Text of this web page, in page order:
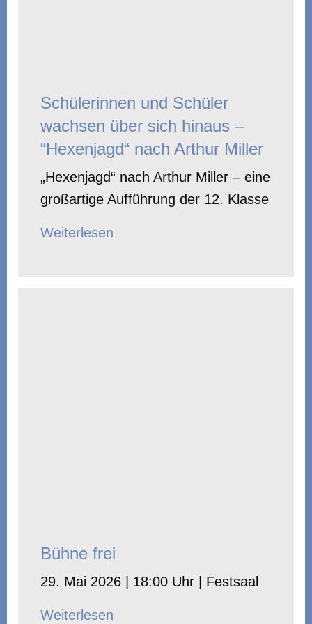
Schülerinnen und Schüler
wachsen über sich hinaus –
“Hexenjagd“ nach Arthur Miller
„Hexenjagd“ nach Arthur Miller – eine
großartige Aufführung der 12. Klasse
Weiterlesen
Bühne frei
29. Mai 2026 | 18:00 Uhr | Festsaal
Weiterlesen